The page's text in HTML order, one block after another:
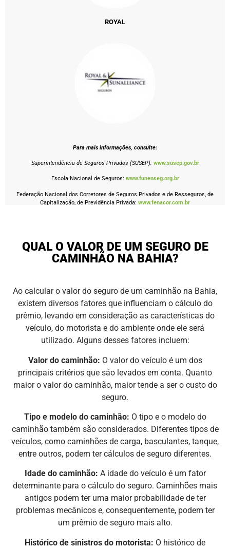
ROYAL
Para mais informações, consulte:
Superintendência de Seguros Privados (SUSEP): www.susep.gov.br
Escola Nacional de Seguros: www.funenseg.org.br
Federação Nacional dos Corretores de Seguros Privados e de Resseguros, de
Capitalização, de Previdência Privada: www.fenacor.com.br
QUAL O VALOR DE UM SEGURO DE
CAMINHÃO NA BAHIA?
Ao calcular o valor do seguro de um caminhão na Bahia,
existem diversos fatores que influenciam o cálculo do
prêmio, levando em consideração as características do
veículo, do motorista e do ambiente onde ele será
utilizado. Alguns desses fatores incluem:
Valor do caminhão: O valor do veículo é um dos
principais critérios que são levados em conta. Quanto
maior o valor do caminhão, maior tende a ser o custo do
seguro.
Tipo e modelo do caminhão: O tipo e o modelo do
caminhão também são considerados. Diferentes tipos de
veículos, como caminhões de carga, basculantes, tanque,
entre outros, podem ter cálculos de seguro diferentes.
Idade do caminhão: A idade do veículo é um fator
determinante para o cálculo do seguro. Caminhões mais
antigos podem ter uma maior probabilidade de ter
problemas mecânicos e, consequentemente, podem ter
um prêmio de seguro mais alto.
Histórico de sinistros do motorista: O histórico de